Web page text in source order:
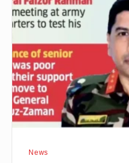
Army
coup
plot
thickens
as
pro-
Pakistan
Lt
News